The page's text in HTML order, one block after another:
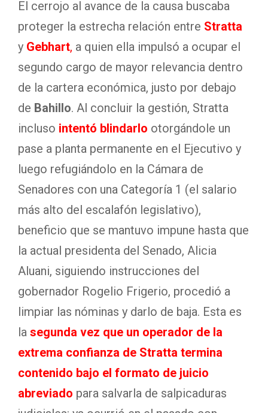
El cerrojo al avance de la causa buscaba
proteger la estrecha relación entre Stratta
y Gebhart, a quien ella impulsó a ocupar el
segundo cargo de mayor relevancia dentro
de la cartera económica, justo por debajo
de Bahillo. Al concluir la gestión, Stratta
incluso intentó blindarlo otorgándole un
pase a planta permanente en el Ejecutivo y
luego refugiándolo en la Cámara de
Senadores con una Categoría 1 (el salario
más alto del escalafón legislativo),
beneficio que se mantuvo impune hasta que
la actual presidenta del Senado, Alicia
Aluani, siguiendo instrucciones del
gobernador Rogelio Frigerio, procedió a
limpiar las nóminas y darlo de baja. Esta es
la segunda vez que un operador de la
extrema confianza de Stratta termina
contenido bajo el formato de juicio
abreviado para salvarla de salpicaduras